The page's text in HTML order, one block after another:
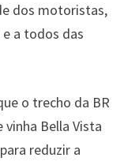
dos motoristas,
a todos das
o trecho da BR
vinha Bella Vista
reduzir a